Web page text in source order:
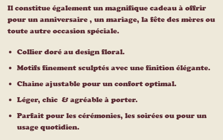
Il constitue également un magnifique cadeau à offrir
pour un anniversaire , un mariage, la fête des mères ou
toute autre occasion spéciale.
Collier doré au design floral.
Motifs finement sculptés avec une finition élégante.
Chaine ajustable pour un confort optimal.
Léger, chic & agréable à porter.
Parfait pour les cérémonies, les soirées ou pour un
usage quotidien.